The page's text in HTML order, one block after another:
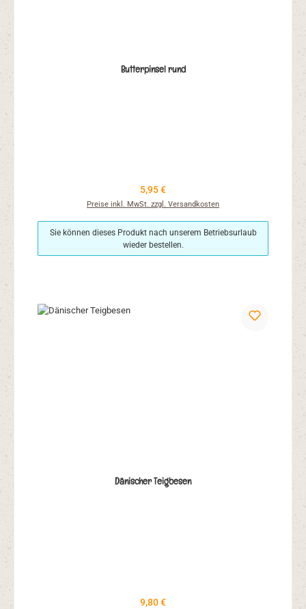
Butterpinsel rund
Regulärer Preis:
5,95 €
Preise inkl. MwSt. zzgl. Versandkosten
Sie können dieses Produkt nach unserem Betriebsurlaub
wieder bestellen.
Dänischer Teigbesen
Regulärer Preis:
9,80 €